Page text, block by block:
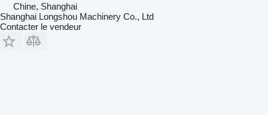
Chine, Shanghai
Shanghai Longshou Machinery Co., Ltd
Contacter le vendeur